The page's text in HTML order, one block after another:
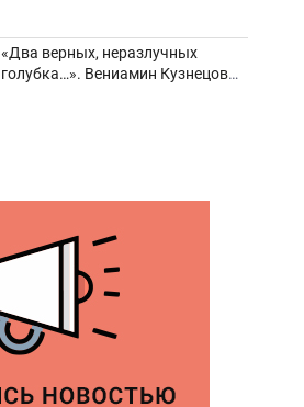
«Два верных, неразлучных
голубка…». Вениамин Кузнецов